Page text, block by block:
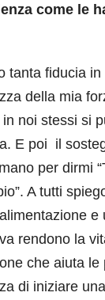
come le
tanta fiducia
della mia
noi stessi si
E poi il
per dirmi
A tutti
e
rendono la
che aiuta le
di iniziare